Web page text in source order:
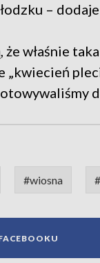
–
właśnie
„kwiecień
#wiosna